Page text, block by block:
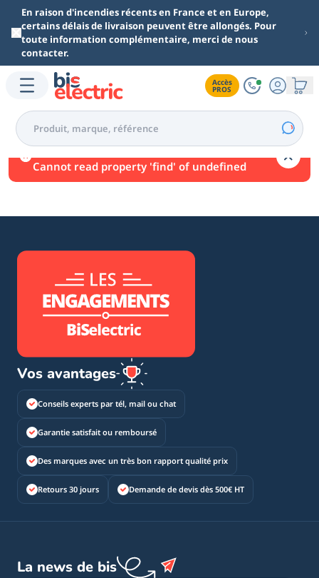
Aller au contenu principal
En raison d'incendies récents en France et en Europe,
certains délais de livraison peuvent être allongés. Pour
toute information complémentaire, merci de nous
contacter.
Accès
PROS
Une erreur est survenue.
Cannot read property 'find' of undefined
Vos avantages
Conseils experts par tél, mail ou chat
Garantie satisfait ou remboursé
Des marques avec un très bon rapport qualité prix
Retours 30 jours Demande de devis dès 500€ HT
La news de bis